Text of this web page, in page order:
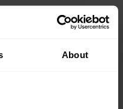
About
als normal pumpen.